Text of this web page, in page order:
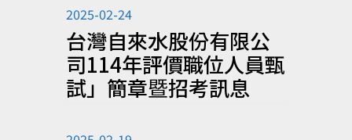
2025-02-24
台灣自來水股份有限公
司114年評價職位人員甄
試」簡章暨招考訊息